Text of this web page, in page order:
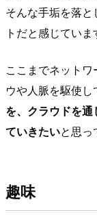
そんな手垢を落
トだと感じていま
ここまでネット
ウや人脈を駆使し
を、クラウドを
ていきたいと思っ
趣味